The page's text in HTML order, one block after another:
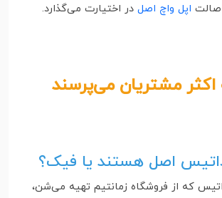
اپل واچ اصل در اختیارت می‌گذارد.
اکثر مشتریان می‌پرسند
اصل هستند یا فیک؟
که از فروشگاه زمانتیم تهیه می‌شن،